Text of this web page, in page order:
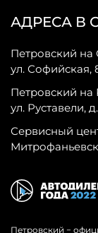
АДРЕСА В
Петровский
ул. Софийская,
Петровский на
ул. Руставели,
Сервисный
Петровский −